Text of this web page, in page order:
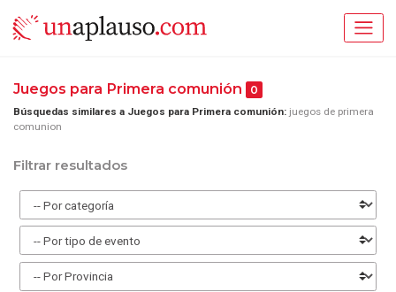
Juegos para Primera comunión 0
Búsquedas similares a Juegos para Primera comunión: juegos de primera
comunion
Filtrar resultados